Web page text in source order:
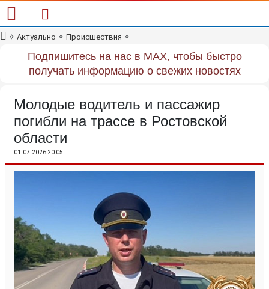
✧ Актуально ✧ Происшествия ✧
Подпишитесь на нас в MAX, чтобы быстро
получать информацию о свежих новостях
Молодые водитель и пассажир
погибли на трассе в Ростовской
области
01.07.2026 20:05